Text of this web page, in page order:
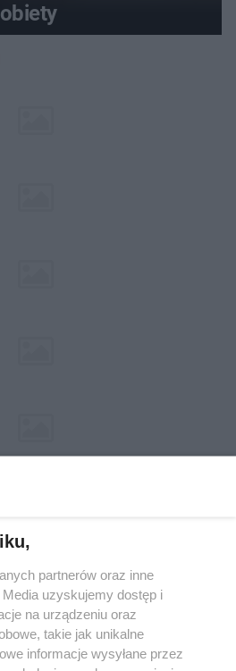
nie może być powielany i
w jakikolwiek sposób (w
na jakimkolwiek polu
włącznie z umieszczaniem w Internecie
praw. Jakiekolwiek użycie lub
lub w części z naruszeniem prawa, tzn.
pod groźbą kary i może być ścigane
partnerów oraz inne
uzyskujemy dostęp i
na urządzeniu oraz
takie jak unikalne
informacje wysyłane przez